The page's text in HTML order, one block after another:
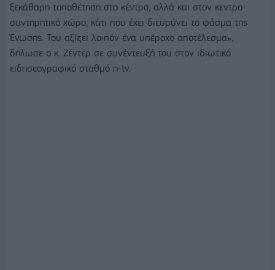
ξεκάθαρη τοποθέτηση στο κέντρο, αλλά και στον κεντρο-
συντηρητικό χώρο, κάτι που έχει διευρύνει το φάσμα της
Ένωσης. Του αξίζει λοιπόν ένα υπέροχο αποτέλεσμα»,
δήλωσε ο κ. Ζέντερ σε συνέντευξή του στον ιδιωτικό
ειδησεογραφικό σταθμό n-tv.